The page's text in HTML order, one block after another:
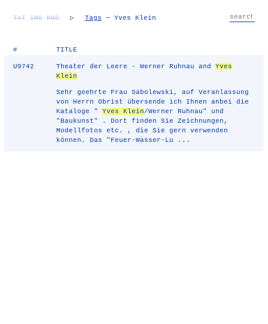
TXT IMG RND ▷ Tags — Yves Klein
# TITLE
U9742 Theater der Leere - Werner Ruhnau andYves
Klein
Sehr geehrte Frau Sabolewski, auf Veranlassung
von Herrn Obrist übersende ich Ihnen anbei die
Kataloge "Yves Klein/Werner Ruhnau" und
"Baukunst" . Dort finden Sie Zeichnungen,
Modellfotos etc. , die Sie gern verwenden
können. Das "Feuer-Wasser-Lu ...